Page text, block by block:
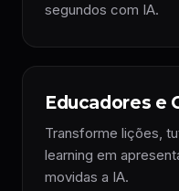
segundos com IA.
Educadores e
Transforme lições,
learning em
movidas a IA.